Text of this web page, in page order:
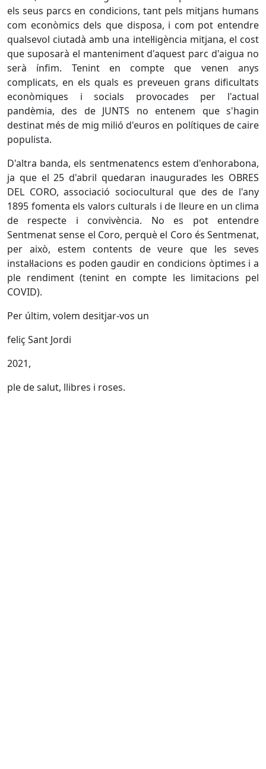
els seus parcs en condicions, tant pels mitjans humans
com econòmics dels que disposa, i com pot entendre
qualsevol ciutadà amb una intel·ligència mitjana, el cost
que suposarà el manteniment d'aquest parc d'aigua no
serà ínfim. Tenint en compte que venen anys
complicats, en els quals es preveuen grans dificultats
econòmiques i socials provocades per l'actual
pandèmia, des de JUNTS no entenem que s'hagin
destinat més de mig milió d'euros en polítiques de caire
populista.
D'altra banda, els sentmenatencs estem d'enhorabona,
ja que el 25 d'abril quedaran inaugurades les OBRES
DEL CORO, associació sociocultural que des de l'any
1895 fomenta els valors culturals i de lleure en un clima
de respecte i convivència. No es pot entendre
Sentmenat sense el Coro, perquè el Coro és Sentmenat,
per això, estem contents de veure que les seves
instal·lacions es poden gaudir en condicions òptimes i a
ple rendiment (tenint en compte les limitacions pel
COVID).
Per últim, volem desitjar-vos un
feliç Sant Jordi
2021,
ple de salut, llibres i roses.